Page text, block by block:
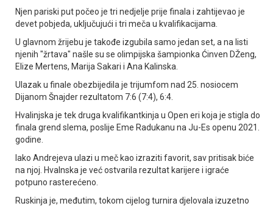
Njen pariski put počeo je tri nedjelje prije finala i zahtijevao je
devet pobjeda, uključujući i tri meča u kvalifikacijama.
U glavnom žrijebu je takođe izgubila samo jedan set, a na listi
njenih "žrtava" našle su se olimpijska šampionka Ćinven DŽeng,
Elize Mertens, Marija Sakari i Ana Kalinska.
Ulazak u finale obezbijedila je trijumfom nad 25. nosiocem
Dijanom Šnajder rezultatom 7:6 (7:4), 6:4.
Hvalinjska je tek druga kvalifikantkinja u Open eri koja je stigla do
finala grend slema, poslije Eme Radukanu na Јu-Es openu 2021.
godine.
Iako Andrejeva ulazi u meč kao izraziti favorit, sav pritisak biće
na njoj. Hvalnska je već ostvarila rezultat karijere i igraće
potpuno rasterećeno.
Ruskinja je, međutim, tokom cijelog turnira djelovala izuzetno